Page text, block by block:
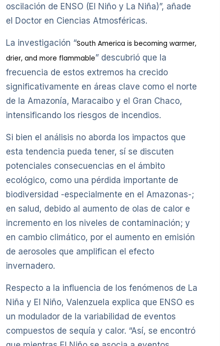
oscilación de ENSO (El Niño y La Niña)”, añade
el Doctor en Ciencias Atmosféricas.
La investigación “South America is becoming warmer,
drier, and more flammable” descubrió que la
frecuencia de estos extremos ha crecido
significativamente en áreas clave como el norte
de la Amazonía, Maracaibo y el Gran Chaco,
intensificando los riesgos de incendios.
Si bien el análisis no aborda los impactos que
esta tendencia pueda tener, sí se discuten
potenciales consecuencias en el ámbito
ecológico, como una pérdida importante de
biodiversidad -especialmente en el Amazonas-;
en salud, debido al aumento de olas de calor e
incremento en los niveles de contaminación; y
en cambio climático, por el aumento en emisión
de aerosoles que amplifican el efecto
invernadero.
Respecto a la influencia de los fenómenos de La
Niña y El Niño, Valenzuela explica que ENSO es
un modulador de la variabilidad de eventos
compuestos de sequía y calor. “Así, se encontró